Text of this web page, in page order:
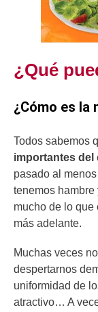
¿Qué
¿Cómo es la
Todos sabemos
importantes del
pasado al menos
tenemos
mucho de lo que
más adelante.
Muchas veces
despertarnos
uniformidad de
atractivo… A